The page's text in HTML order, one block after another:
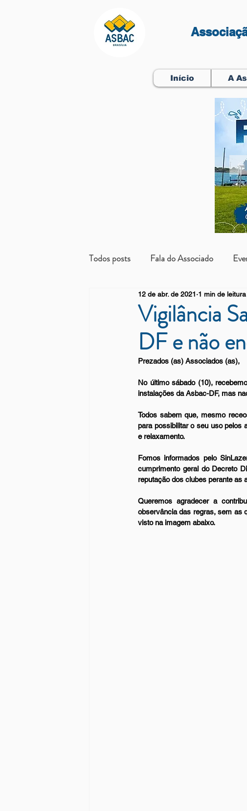
Início A
Todos posts Fala do Associado
Beneficientes Arrendatários
Vigilância
DF e não
12 de abr. de 2021 1 min de leitura
Prezados (as) Associados (as),
No último sábado (10),
instalações da Asbac-DF, mas
Todos sabem que, mesmo
para possibilitar o seu uso pelos
e relaxamento.
Fomos informados pelo
cumprimento geral do Decreto
reputação dos clubes perante as
Queremos agradecer a
observância das regras, sem as
visto na imagem abaixo.